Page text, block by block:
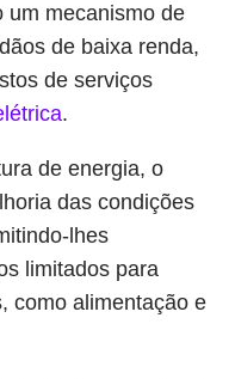
um mecanismo de
de baixa renda,
de serviços
.
de energia, o
das condições
lhes
limitados para
como alimentação e